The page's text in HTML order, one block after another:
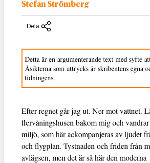
Stefan Strömberg
Dela
Detta är en argumenterande text med syfte
Åsikterna som uttrycks är skribentens egna
tidningens.
Efter regnet går jag ut. Ner mot vattnet.
flervåningshusen bakom mig och
miljö, som här ackompanjeras av ljudet
och flygplan. Tystnaden och friden från
avlägsen, men det är så här den moderna